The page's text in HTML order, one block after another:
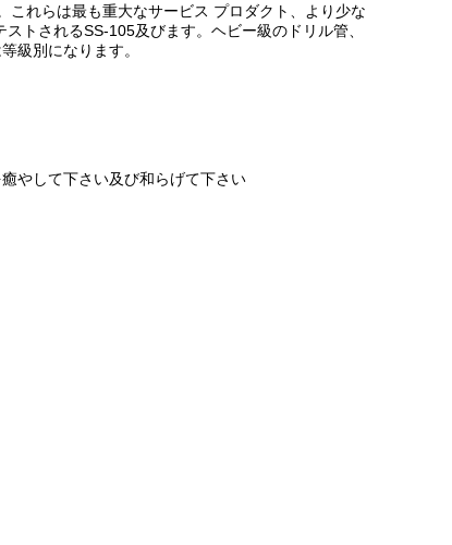
れらは最も重大なサービス プロダクト、より少な
トされるSS-105及びます。ヘビー級のドリル管、
級別になります。
やして下さい及び和らげて下さい